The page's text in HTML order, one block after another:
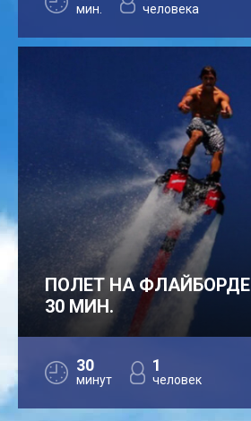
мин. человека
ПОЛЕТ НА ФЛАЙБОРДЕ
30 МИН.
30
минут
1
человек